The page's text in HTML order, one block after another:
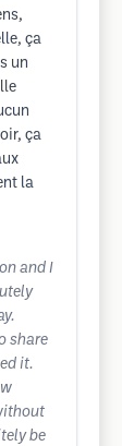
ça
un
ça
la
and I
share
it.
be